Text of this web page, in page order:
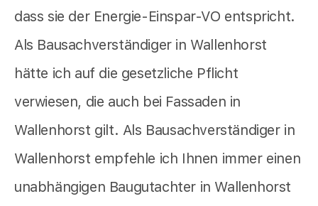
dass sie der Energie-Einspar-VO entspricht.
Als Bausachverständiger in Wallenhorst
hätte ich auf die gesetzliche Pflicht
verwiesen, die auch bei Fassaden in
Wallenhorst gilt. Als Bausachverständiger in
Wallenhorst empfehle ich Ihnen immer einen
unabhängigen Baugutachter in Wallenhorst